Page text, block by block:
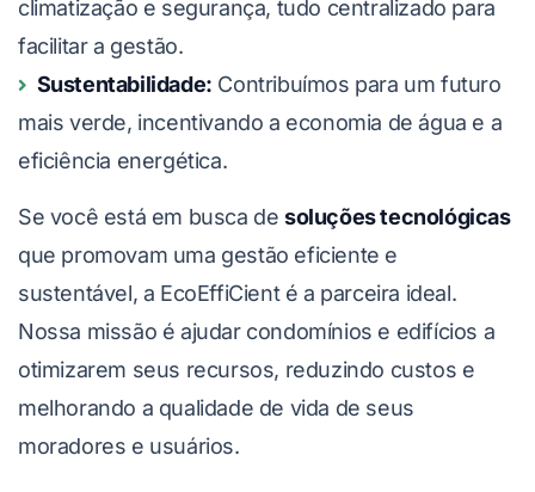
climatização e segurança, tudo centralizado para
facilitar a gestão.
Sustentabilidade: Contribuímos para um futuro
mais verde, incentivando a economia de água e a
eficiência energética.
Se você está em busca de soluções tecnológicas
que promovam uma gestão eficiente e
sustentável, a EcoEffiCient é a parceira ideal.
Nossa missão é ajudar condomínios e edifícios a
otimizarem seus recursos, reduzindo custos e
melhorando a qualidade de vida de seus
moradores e usuários.